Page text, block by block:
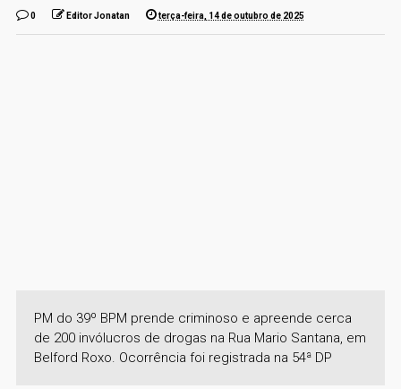
0 Editor Jonatan terça-feira, 14 de outubro de 2025
PM do 39º BPM prende criminoso e apreende cerca
de 200 invólucros de drogas na Rua Mario Santana, em
Belford Roxo. Ocorrência foi registrada na 54ª DP